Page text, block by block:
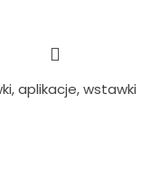
aplikacje, wstawki